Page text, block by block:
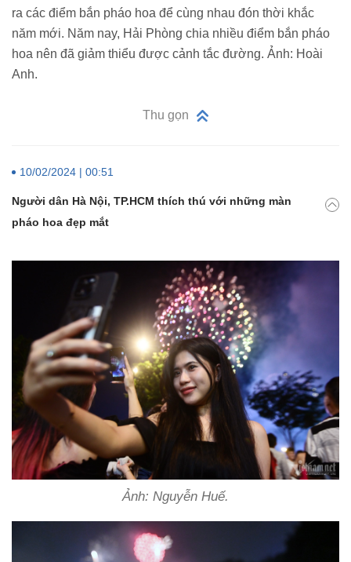
ra các điểm bắn pháo hoa để cùng nhau đón thời khắc
năm mới. Năm nay, Hải Phòng chia nhiều điểm bắn pháo
hoa nên đã giảm thiểu được cảnh tắc đường. Ảnh: Hoài
Anh.
Thu gọn
10/02/2024 | 00:51
Người dân Hà Nội, TP.HCM thích thú với những màn
pháo hoa đẹp mắt
Ảnh: Nguyễn Huế.